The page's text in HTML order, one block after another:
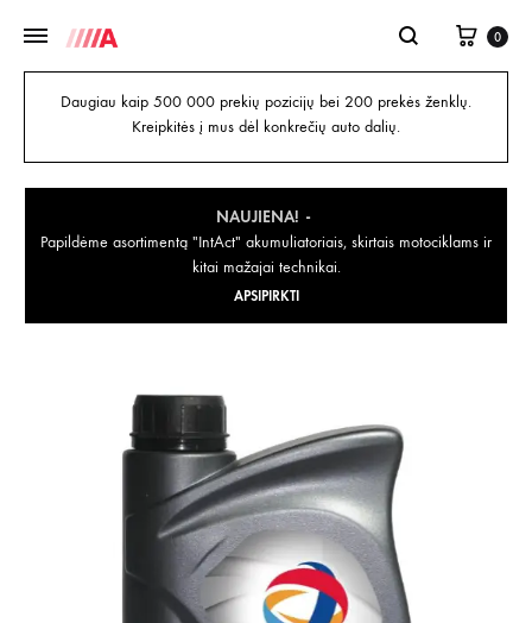
0
Daugiau kaip 500 000 prekių pozicijų bei 200 prekės ženklų.
Kreipkitės į mus dėl konkrečių auto dalių.
NAUJIENA!
Papildėme asortimentą "IntAct" akumuliatoriais, skirtais motociklams ir
kitai mažajai technikai.
APSIPIRKTI